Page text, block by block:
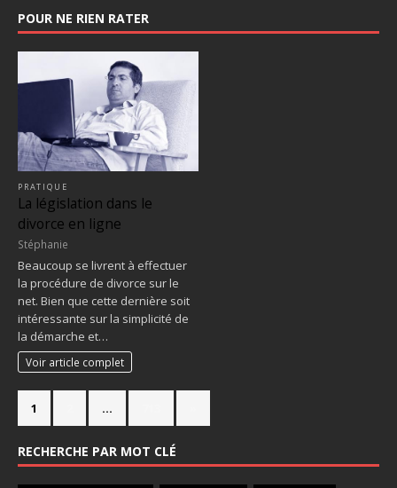
POUR NE RIEN RATER
PRATIQUE
La législation dans le
divorce en ligne
Stéphanie
Beaucoup se livrent à effectuer
la procédure de divorce sur le
net. Bien que cette dernière soit
intéressante sur la simplicité de
la démarche et…
Voir article complet
1 …
RECHERCHE PAR MOT CLÉ